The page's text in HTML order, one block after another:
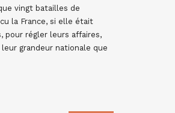
vingt batailles de
la France, si elle était
pour régler leurs affaires,
grandeur nationale que